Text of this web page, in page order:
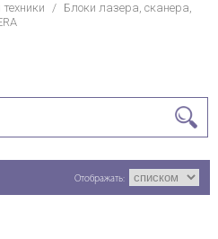
/
Блоки лазера, сканера,
Отображать: